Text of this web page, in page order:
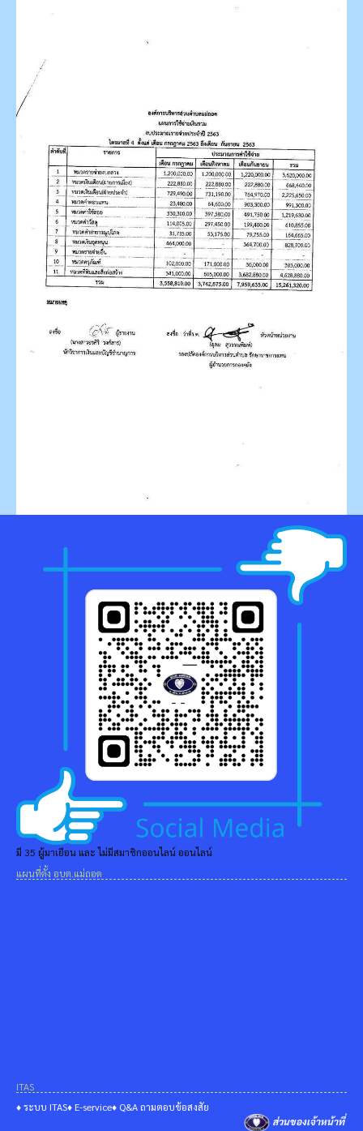
มี 35 ผู้มาเยือน และ ไม่มีสมาชิกออนไลน์ ออนไลน์
แผนที่ตั้ง อบต.แม่ถอด
ITAS
♦ ระบบ ITAS♦ E-service♦ Q&A ถามตอบข้อสงสัย
ส่วนของเจ้าหน้าที่